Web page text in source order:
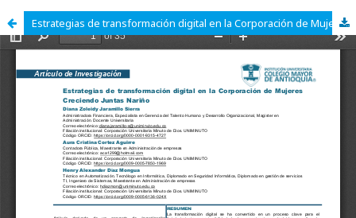
Estrategias de transformación digital en la Corporación de Mujeres Creciendo Juntas Nariño